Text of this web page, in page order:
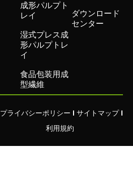
成形パルプト
レイ
湿式プレス成
形パルプトレ
イ
食品包装用成
型繊維
ダウンロード
センター
プライバシーポリシー
サイトマップ
利用規約